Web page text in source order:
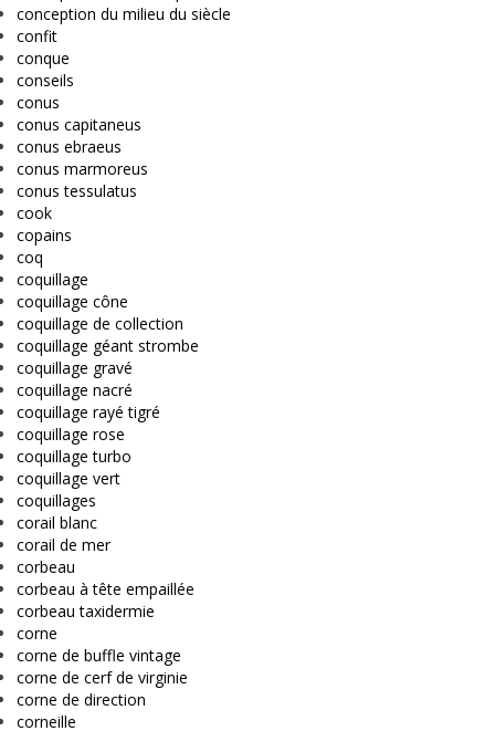
conception du milieu du siècle
confit
conque
conseils
conus
conus capitaneus
conus ebraeus
conus marmoreus
conus tessulatus
cook
copains
coq
coquillage
coquillage cône
coquillage de collection
coquillage géant strombe
coquillage gravé
coquillage nacré
coquillage rayé tigré
coquillage rose
coquillage turbo
coquillage vert
coquillages
corail blanc
corail de mer
corbeau
corbeau à tête empaillée
corbeau taxidermie
corne
corne de buffle vintage
corne de cerf de virginie
corne de direction
corneille